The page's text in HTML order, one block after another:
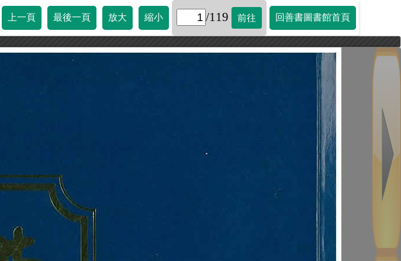
上一頁 最後一頁 放大 縮小 /119 前往 回善書圖書館首頁